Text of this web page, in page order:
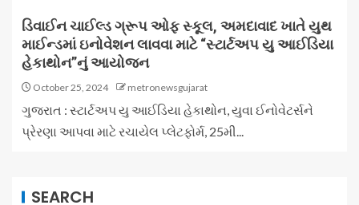
ડિવાઈન ચાઈલ્ડ ગ્રૂપ ઓફ સ્કૂલ, અમદાવાદ ખાતે યુથ
માઈન્ડમાં ઇનોવેશન લાવવા માટે “સ્ટાર્ટઅપ યુ આઈડિયા
હેકાથોન”નું આયોજન
October 25, 2024 metronewsgujarat
ગુજરાત : સ્ટાર્ટઅપ યુ આઈડિયા હેકાથોન, યુવા ઈનોવેટર્સને
પ્રેરણા આપવા માટે રચાયેલ પ્લેટફોર્મ, 25મી...
SEARCH